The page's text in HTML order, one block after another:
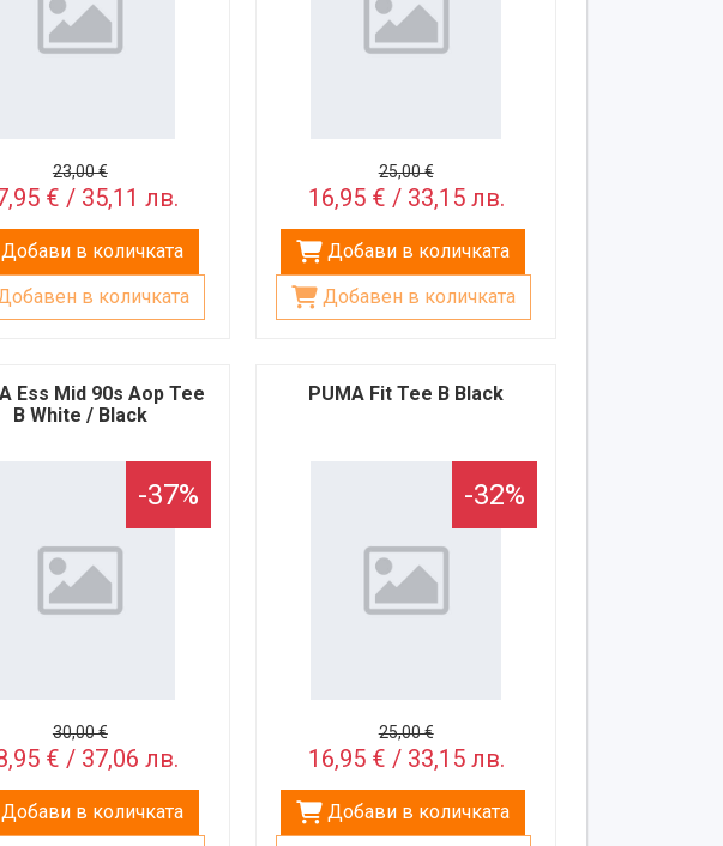
23,00 €
€ / 35,11 лв.
Добави в количката
в количката
25,00 €
16,95 € / 33,15 лв.
Добави в количката
Добавен в количката
Ess Mid 90s Aop Tee
B White / Black
-37%
30,00 €
€ / 37,06 лв.
Добави в количката
PUMA Fit Tee B Black
-32%
25,00 €
16,95 € / 33,15 лв.
Добави в количката